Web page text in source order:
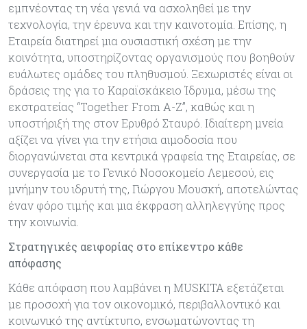
εμπνέοντας τη νέα γενιά να ασχοληθεί με την
τεχνολογία, την έρευνα και την καινοτομία. Επίσης, η
Εταιρεία διατηρεί μια ουσιαστική σχέση με την
κοινότητα, υποστηρίζοντας οργανισμούς που βοηθούν
ευάλωτες ομάδες του πληθυσμού. Ξεχωριστές είναι οι
δράσεις της για το Καραϊσκάκειο Ίδρυμα, μέσω της
εκστρατείας “Together From A-Z”, καθώς και η
υποστήριξή της στον Ερυθρό Σταυρό. Ιδιαίτερη μνεία
αξίζει να γίνει για την ετήσια αιμοδοσία που
διοργανώνεται στα κεντρικά γραφεία της Εταιρείας, σε
συνεργασία με το Γενικό Νοσοκομείο Λεμεσού, εις
μνήμην του ιδρυτή της, Γιώργου Μουσκή, αποτελώντας
έναν φόρο τιμής και μια έκφραση αλληλεγγύης προς
την κοινωνία.
Στρατηγικές αειφορίας στο επίκεντρο κάθε
απόφασης
Κάθε απόφαση που λαμβάνει η MUSKITA εξετάζεται
με προσοχή για τον οικονομικό, περιβαλλοντικό και
κοινωνικό της αντίκτυπο, ενσωματώνοντας τη